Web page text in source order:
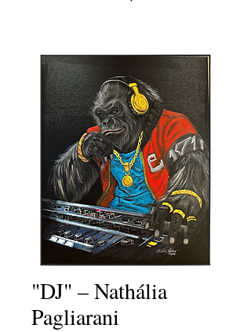
"DJ" – Nathália
Pagliarani